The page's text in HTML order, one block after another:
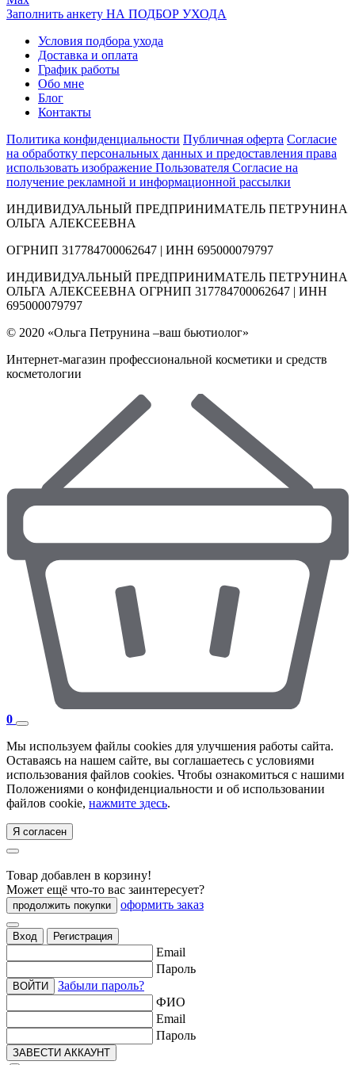
Заполнить анкету НА ПОДБОР УХОДА
Условия подбора ухода
Доставка и оплата
График работы
Обо мне
Блог
Контакты
Политика конфиденциальности Публичная оферта Согласие
на обработку персональных данных и предоставления права
использовать изображение Пользователя Согласие на
получение рекламной и информационной рассылки
ИНДИВИДУАЛЬНЫЙ ПРЕДПРИНИМАТЕЛЬ ПЕТРУНИНА
ОЛЬГА АЛЕКСЕЕВНА
ОГРНИП 317784700062647 | ИНН 695000079797
ИНДИВИДУАЛЬНЫЙ ПРЕДПРИНИМАТЕЛЬ ПЕТРУНИНА
ОЛЬГА АЛЕКСЕЕВНА ОГРНИП 317784700062647 | ИНН
695000079797
© 2020 «Ольга Петрунина –ваш бьютиолог»
Интернет-магазин профессиональной косметики и средств
косметологии
0
Мы используем файлы cookies для улучшения работы сайта.
Оставаясь на нашем сайте, вы соглашаетесь с условиями
использования файлов cookies. Чтобы ознакомиться с нашими
Положениями о конфиденциальности и об использовании
файлов cookie, нажмите здесь.
Я согласен
Товар добавлен в корзину!
Может ещё что-то вас заинтересует?
продолжить покупки оформить заказ
Вход Регистрация
Email
Пароль
ВОЙТИ
Забыли пароль?
ФИО
Email
Пароль
ЗАВЕСТИ АККАУНТ